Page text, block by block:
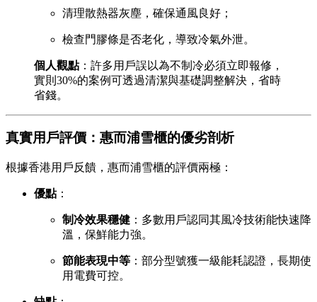
清理散熱器灰塵，確保通風良好；
檢查門膠條是否老化，導致冷氣外泄。
個人觀點：許多用戶誤以為不制冷必須立即報修，
實則30%的案例可透過清潔與基礎調整解決，省時
省錢。
真實用戶評價：惠而浦雪櫃的優劣剖析
根據香港用戶反饋，惠而浦雪櫃的評價兩極：
優點：
制冷效果穩健 ：多數用戶認同其風冷技術能快速降
溫，保鮮能力強。
節能表現中等 ：部分型號獲一級能耗認證，長期使
用電費可控。